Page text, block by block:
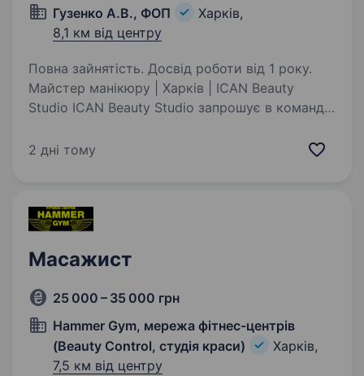
Гузенко А.В., ФОП
Харків,
8,1 км від центру
Повна зайнятість. Досвід роботи від 1 року.
Майстер манікюру | Харків | ICAN Beauty
Studio ICAN Beauty Studio запрошує в команду
професію, відповідально ставишся до роботи
2 дні тому
Масажист
25 000 – 35 000 грн
Hammer Gym, мережа фітнес-центрів
(Beauty Control, студія краси)
Харків,
7,5 км від центру